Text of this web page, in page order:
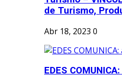
de Turismo,
Abr 18, 2023 0
EDES